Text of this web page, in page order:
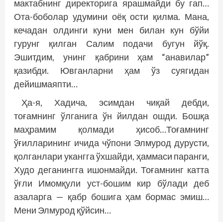
мактабнинг директорига ярашмайди бу гап…
Ота-боболар удумини оёқ ости қилма. Мана,
кечадан олдинги куни мен билан кун бўйи
гурунг қилган Салим подачи бугун йўқ.
Эшитдим, унинг қабрини ҳам “анавилар”
қазибди. Ювганларни ҳам ўз суягидан
дейишмаяпти…
Ҳа-я, Хадича, эсимдан чиқай дебди,
тоғамнинг ўлганига ўн йилдан ошди. Бошқа
маҳрамим қолмади ҳисоб…Тоғамнинг
ўғилларининг ичида чўпони Элмурод дурусти,
қолганлари укангга ўхшайди, ҳаммаси паранги,
Худо деганингга ишонмайди. Тоғамнинг катта
ўғли Имомқули уст-бошим кир бўлади деб
азаларга — қабр бошига ҳам бормас эмиш…
Мени Элмурод қўйсин…